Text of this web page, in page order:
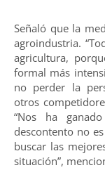
Señaló que la
agroindustria.
agricultura,
formal más
no perder la
otros
“Nos ha
descontento no
buscar las
situación”,